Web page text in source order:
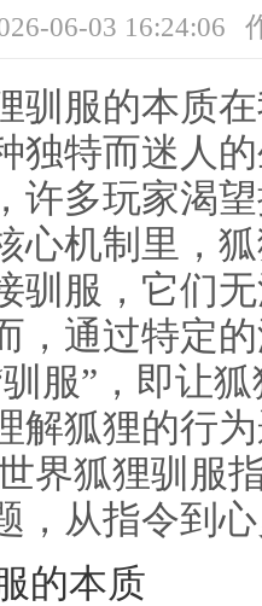
06-03 16:24:06
驯服的本质
独特而迷人
许多玩家渴
心机制里，
驯服，它们
，通过特定
服”，即让
解狐狸的行
界狐狸驯服
，从指令到
的本质